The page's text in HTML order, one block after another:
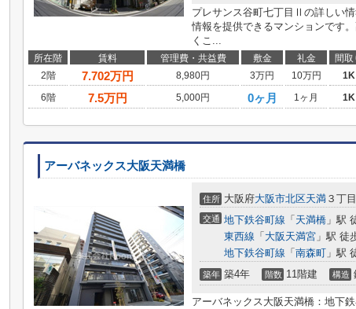
プレサンス谷町七丁目Ⅱの詳しい
情報を提供できるマンションです
くこ...
所在階 賃料 管理費・共益費 敷金 礼金 間取
2階
7.702万円 8,980円 3万円 10万円 1K
6階
7.5万円 5,000円 0ヶ月 1ヶ月 1K
アーバネックス大阪天満橋
住所 大阪府大阪市北区天満 ３丁目
交通 地下鉄谷町線 「 天満橋 」駅
東西線 「 大阪天満宮 」駅 徒
地下鉄谷町線 「 南森町 」駅
築年 築4年 階数 11階建 構造
アーバネックス大阪天満橋：地下